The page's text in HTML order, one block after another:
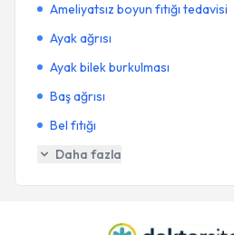
Ameliyatsız boyun fıtığı tedavisi
Ayak ağrısı
Ayak bilek burkulması
Baş ağrısı
Bel fıtığı
Daha fazla